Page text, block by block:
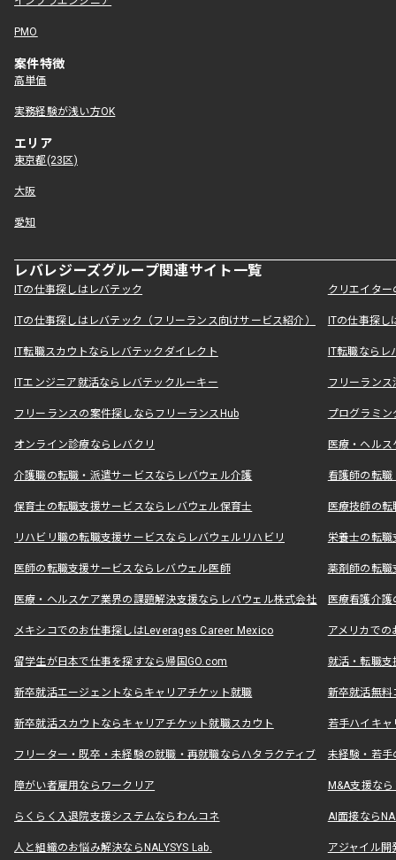
PMO
案件特徴
高単価
実務経験が浅い方OK
エリア
東京都(23区)
大阪
愛知
レバレジーズグループ関連サイト一覧
ITの仕事探しはレバテック クリエイタ
ITの仕事探しはレバテック（フリーランス向けサービス紹介） ITの仕事探
IT転職スカウトならレバテックダイレクト IT転職なら
ITエンジニア就活ならレバテックルーキー フリーラン
フリーランスの案件探しならフリーランスHub プログラミ
オンライン診療ならレバクリ 医療・ヘル
介護職の転職・派遣サービスならレバウェル介護 看護師の転
保育士の転職支援サービスならレバウェル保育士 医療技師の
リハビリ職の転職支援サービスならレバウェルリハビリ 栄養士の転
医師の転職支援サービスならレバウェル医師 薬剤師の転
医療・ヘルスケア業界の課題解決支援ならレバウェル株式会社 医療看護介
メキシコでのお仕事探しはLeverages Career Mexico アメリカで
留学生が日本で仕事を探すなら帰国GO.com 就活・転職
新卒就活エージェントならキャリアチケット就職 新卒就活無料
新卒就活スカウトならキャリアチケット就職スカウト 若手ハイキ
フリーター・既卒・未経験の就職・再就職ならハタラクティブ 未経験・若手
障がい者雇用ならワークリア M&A支援な
らくらく入退院支援システムならわんコネ AI面接なら
人と組織のお悩み解決ならNALYSYS Lab. アジャイル